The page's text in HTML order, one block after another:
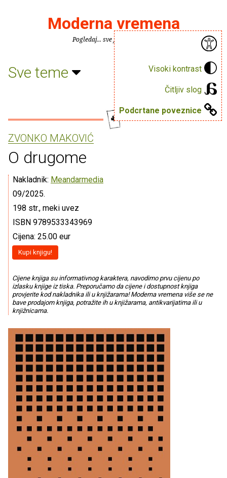
Visoki kontrast
Čitljiv slog
Podcrtane poveznice
Moderna vremena
Pogledaj... sve je puno knjiga.
Sve teme
ZVONKO MAKOVIĆ
O drugome
Nakladnik: Meandarmedia
09/2025.
198 str., meki uvez
ISBN 9789533343969
Cijena: 25.00 eur
Kupi knjigu!
Cijene knjiga su informativnog karaktera, navodimo prvu cijenu po
izlasku knjige iz tiska. Preporučamo da cijene i dostupnost knjiga
provjerite kod nakladnika ili u knjižarama! Moderna vremena više se ne
bave prodajom knjiga, potražite ih u knjižarama, antikvarijatima ili u
knjižnicama.